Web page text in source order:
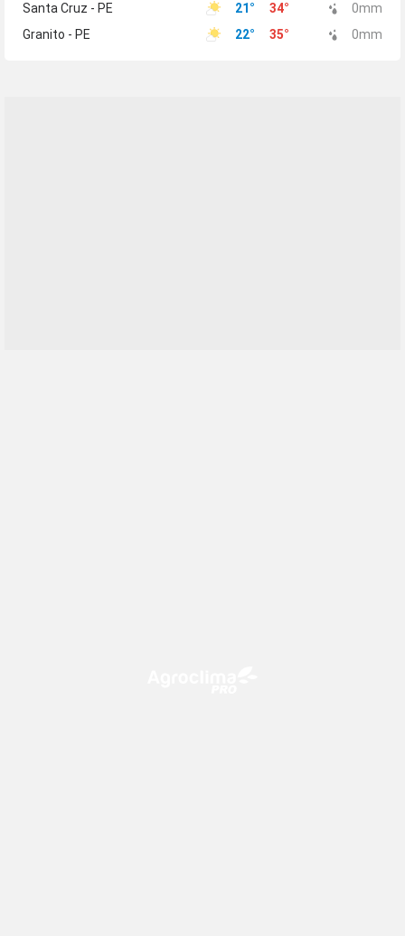
Santa Cruz - PE
21° 34° 0mm
Granito - PE
22° 35° 0mm